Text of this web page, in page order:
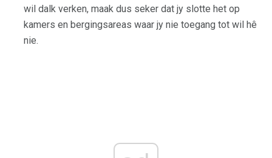
wil dalk verken, maak dus seker dat jy slotte het op
kamers en bergingsareas waar jy nie toegang tot wil hê
nie.